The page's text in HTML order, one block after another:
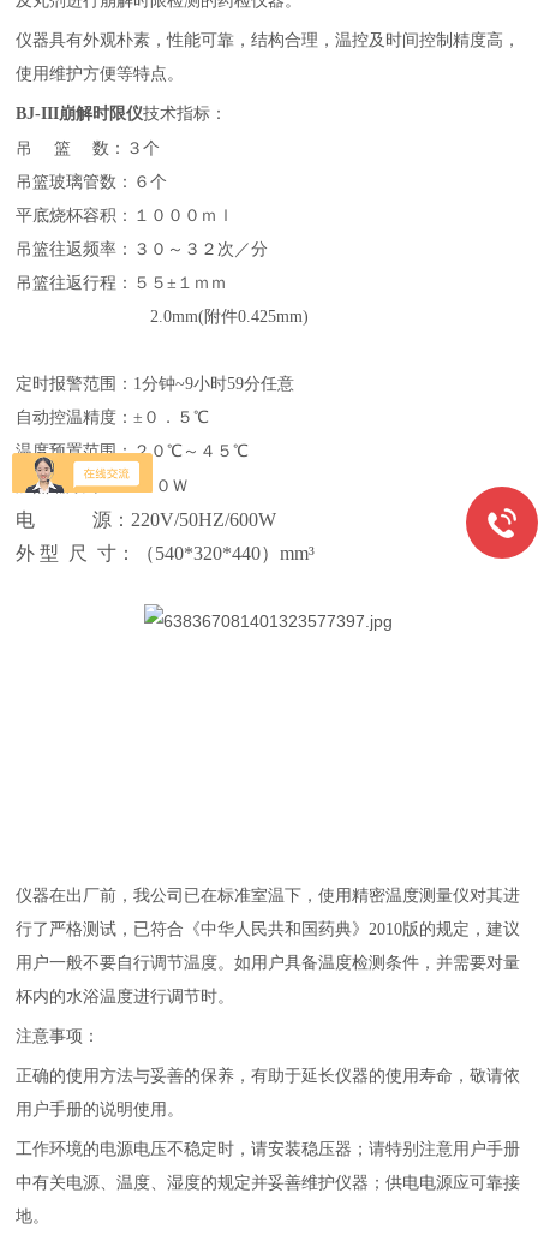
仪器具有外观朴素，性能可靠，结构合理，温控及时间控制精度高，
使用维护方便等特点。
BJ-III崩解时限仪技术指标：
吊
篮
数：３个
吊篮玻璃管数 ：６个
平底烧杯容积 ：１０００ｍｌ
吊篮往返频率 ：３０～３２次／分
吊篮往返行程 ：５５±１ｍｍ
2.0mm(附件0.425mm)
定时报警范围 ： 1分钟~9小时59分任意
自动控温精度 ：±０．５℃
温度预置范围：２０℃～４５℃
加热 器功率：５００Ｗ
电 源：220V/50HZ/600W
外 型 尺 寸：（540*320*440）mm³
仪器在出厂前，我公司已在标准室温下，使用精密温度测量仪对其进
行了严格测试，已符合《中华人民共和国药典》2010版的规定，建议
用户一般不要自行调节温度。如用户具备温度检测条件，并需要对量
杯内的水浴温度进行调节时。
注意事项 ：
正确的使用方法与妥善的保养，有助于延长仪器的使用寿命，敬请依
用户手册的说明使用。
工作环境的电源电压不稳定时，请安装稳压器；请特别注意用户手册
中有关电源、温度、湿度的规定并妥善维护仪器；供电电源应可靠接
地。